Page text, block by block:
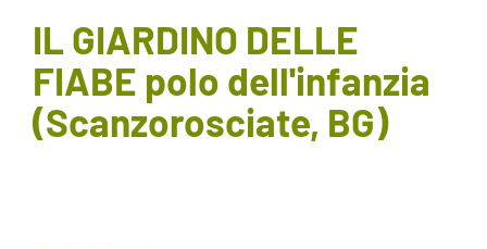
AREA SOCI
AREA RISERVATA
IL GIARDINO DELLE
FIABE polo dell'infanzia
(Scanzorosciate, BG)